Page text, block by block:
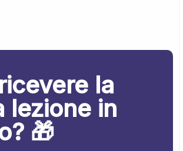
la
lezione in
🎁